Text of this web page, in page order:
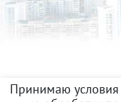
Принимаю условия